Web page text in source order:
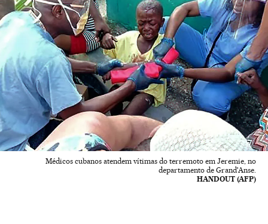
Médicos cubanos atendem vítimas do terremoto em Jeremie, no
departamento de Grand'Anse.
HANDOUT (AFP)